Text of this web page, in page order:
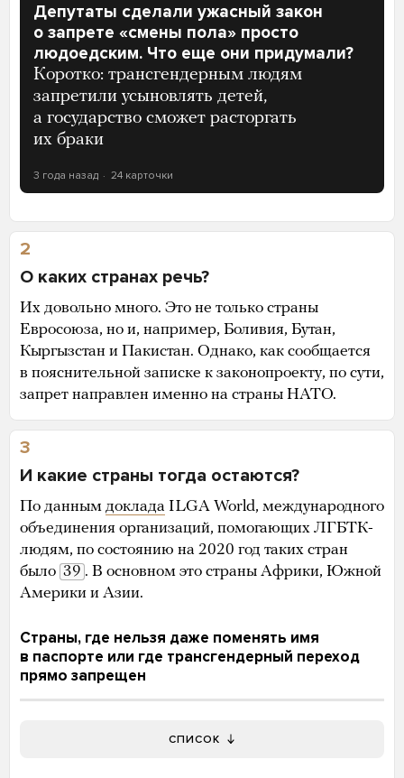
Депутаты сделали ужасный закон
о запрете «смены пола» просто
людоедским. Что еще они придумали?
Коротко: трансгендерным людям
запретили усыновлять детей,
а государство сможет расторгать
их браки
3 года назад 24 карточки
2
О каких странах речь?
Их довольно много. Это не только страны
Евросоюза, но и, например, Боливия, Бутан,
Кыргызстан и Пакистан. Однако, как сообщается
в пояснительной записке к законопроекту, по сути,
запрет направлен именно на страны НАТО.
3
И какие страны тогда остаются?
По данным доклада ILGA World, международного
объединения организаций, помогающих ЛГБТК-
людям, по состоянию на 2020 год таких стран
было 39 . В основном это страны Африки, Южной
Америки и Азии.
Страны, где нельзя даже поменять имя
в паспорте или где трансгендерный переход
прямо запрещен
СПИСОК